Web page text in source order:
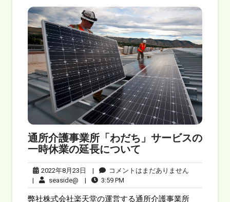
通所介護事業所「わだち」サービスの
一時休業の延長について
2022年8月23日 |
コメントはまだありません
|
seaside@ | 3:59 PM
弊社株式会社楽天堂の運営する通所介護事業所